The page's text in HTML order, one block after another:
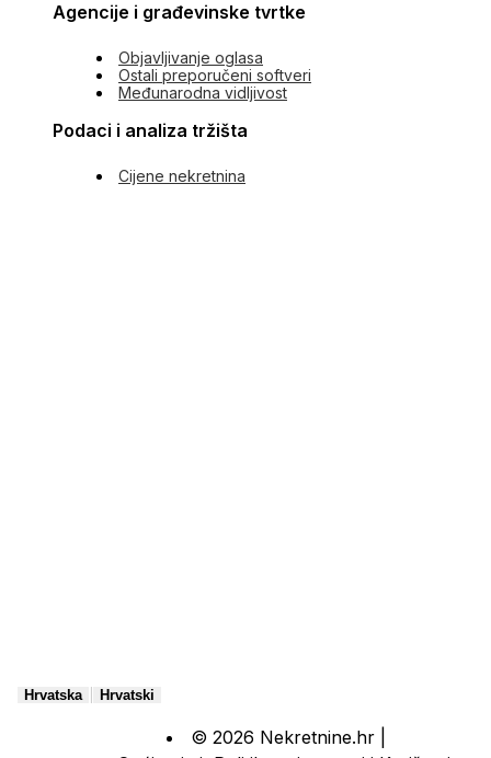
Agencije i građevinske tvrtke
Objavljivanje oglasa
Ostali preporučeni softveri
Međunarodna vidljivost
Podaci i analiza tržišta
Cijene nekretnina
Hrvatska Hrvatski
© 2026 Nekretnine.hr |